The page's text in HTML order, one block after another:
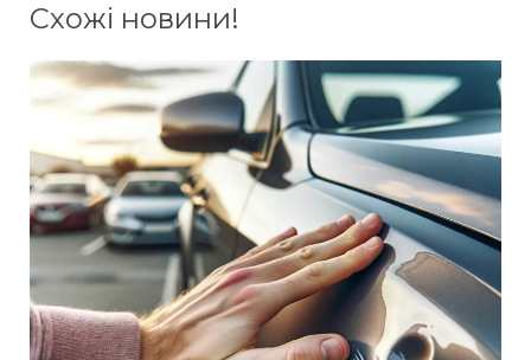
Схожі новини!